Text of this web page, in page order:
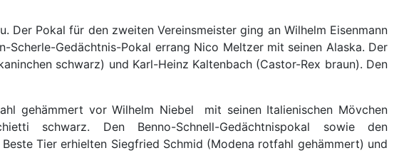
Der Pokal für den zweiten Vereinsmeister ging an Wilhelm Eisenmann
Scherle-Gedächtnis-Pokal errang Nico Meltzer mit seinen Alaska. Der
schwarz) und Karl-Heinz Kaltenbach (Castor-Rex braun). Den
gehämmert vor Wilhelm Niebel mit seinen Italienischen Mövchen
schwarz. Den Benno-Schnell-Gedächtnispokal sowie den
Tier erhielten Siegfried Schmid (Modena rotfahl gehämmert) und